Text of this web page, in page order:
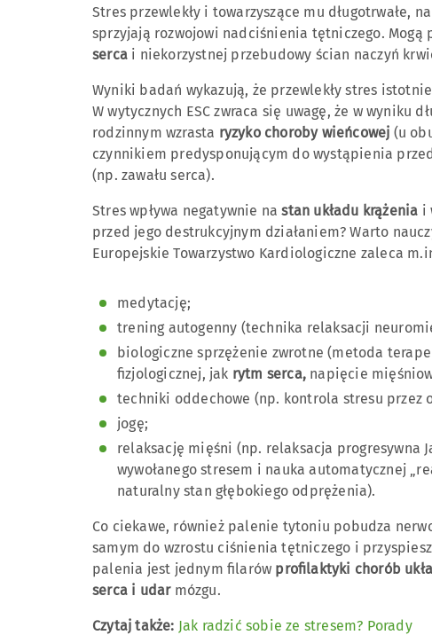
Stres przewlekły i towarzyszące mu długotrwałe,
sprzyjają rozwojowi nadciśnienia tętniczego. Mogą
serca i niekorzystnej przebudowy ścian naczyń
Wyniki badań wykazują, że przewlekły stres
W wytycznych ESC zwraca się uwagę, że w wyniku
rodzinnym wzrasta ryzyko choroby wieńcowej (u
czynnikiem predysponującym do wystąpienia
(np. zawału serca).
Stres wpływa negatywnie na stan układu krążenia i
przed jego destrukcyjnym działaniem? Warto
Europejskie Towarzystwo Kardiologiczne zaleca
medytację;
trening autogenny (technika relaksacji
biologiczne sprzężenie zwrotne (metoda
fizjologicznej, jak rytm serca, napięcie
techniki oddechowe (np. kontrola stresu przez
jogę;
relaksację mięśni (np. relaksacja progresywna
wywołanego stresem i nauka automatycznej
naturalny stan głębokiego odprężenia).
Co ciekawe, również palenie tytoniu pobudza
samym do wzrostu ciśnienia tętniczego i
palenia jest jednym filarów profilaktyki chorób
serca i udarmózgu.
Czytaj także: Jak radzić sobie ze stresem? Porady